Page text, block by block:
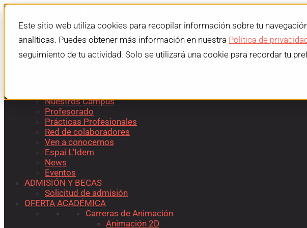
Este sitio web utiliza cookies para recopilar información sobre tu
analíticas. Puedes obtener más información en nuestra Política de
seguimiento de tu actividad. Solo se utilizará una cookie para recordar tu
Nuestros Campus
Profesorado
Prácticas Profesionales
Red de colaboradores
Ven a conocernos
Espai L'Idem
News
Eventos
ADMISIÓN Y BECAS
Solicitud de admisión
OFERTA ACADÉMICA
Carreras de Animación
Animación 2D